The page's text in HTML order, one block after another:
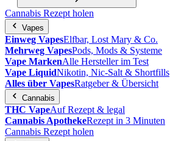
Cannabis Rezept holen
Vapes
Einweg VapesElfbar, Lost Mary & Co.
Mehrweg VapesPods, Mods & Systeme
Vape MarkenAlle Hersteller im Test
Vape LiquidNikotin, Nic-Salt & Shortfills
Alles über VapesRatgeber & Übersicht
Cannabis
THC VapeAuf Rezept & legal
Cannabis ApothekeRezept in 3 Minuten
Cannabis Rezept holen